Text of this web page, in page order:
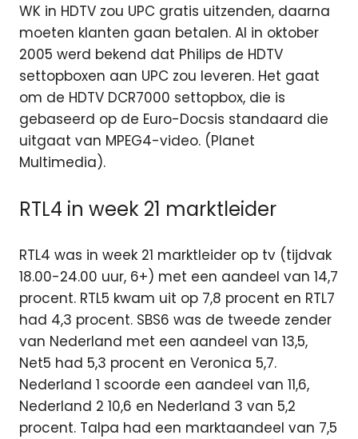
WK in HDTV zou UPC gratis uitzenden, daarna
moeten klanten gaan betalen. Al in oktober
2005 werd bekend dat Philips de HDTV
settopboxen aan UPC zou leveren. Het gaat
om de HDTV DCR7000 settopbox, die is
gebaseerd op de Euro-Docsis standaard die
uitgaat van MPEG4-video. (Planet
Multimedia).
RTL4 in week 21 marktleider
RTL4 was in week 21 marktleider op tv (tijdvak
18.00-24.00 uur, 6+) met een aandeel van 14,7
procent. RTL5 kwam uit op 7,8 procent en RTL7
had 4,3 procent. SBS6 was de tweede zender
van Nederland met een aandeel van 13,5,
Net5 had 5,3 procent en Veronica 5,7.
Nederland 1 scoorde een aandeel van 11,6,
Nederland 2 10,6 en Nederland 3 van 5,2
procent. Talpa had een marktaandeel van 7,5